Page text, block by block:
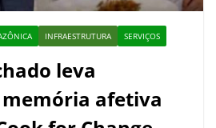
INFRAESTRUTURA SERVIÇOS
leva
afetiva